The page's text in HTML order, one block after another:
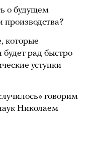
о будущем
которые
рад быстро
уступки
говорим
Николаем